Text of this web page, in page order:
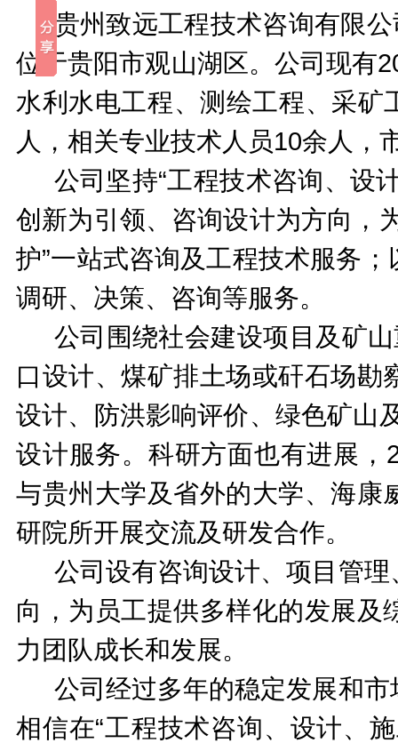
贵州致远工程技术咨询有限
位于贵阳市观山湖区。公司现有
水利水电工程、测绘工程、采矿
人，相关专业技术人员10余人，
公司坚持“工程技术咨询、设
创新为引领、咨询设计为方向，
护”一站式咨询及工程技术服务
调研、决策、咨询等服务。
公司围绕社会建设项目及矿
口设计、煤矿排土场或矸石场
设计、防洪影响评价、绿色矿山
设计服务。科研方面也有进展
与贵州大学及省外的大学、海康
研院所开展交流及研发合作。
公司设有咨询设计、项目管
向，为员工提供多样化的发展
力团队成长和发展。
公司经过多年的稳定发展和
相信在“工程技术咨询、设计、